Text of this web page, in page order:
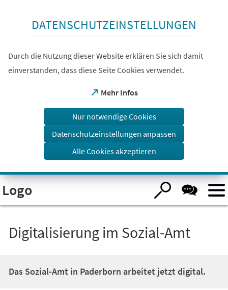
Visuelle
Assistenzsoftware
öffnen.
DATENSCHUTZEINSTELLUNGEN
Durch die Nutzung dieser Website erklären Sie sich damit
einverstanden, dass diese Seite Cookies verwendet.
Mehr Infos
(Öffnet
einem
Tab)
Nur notwendige Cookies
Datenschutzeinstellungen anpassen
Alle Cookies akzeptieren
Logo
Digitalisierung im Sozial-Amt
Das Sozial-Amt in Paderborn arbeitet jetzt digital.